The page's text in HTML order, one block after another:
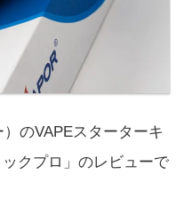
のVAPEスターターキ
クプロ」のレビューで